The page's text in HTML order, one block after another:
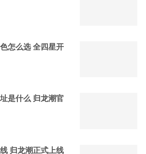
怎么选 全四星开
是什么 归龙潮官
归龙潮正式上线